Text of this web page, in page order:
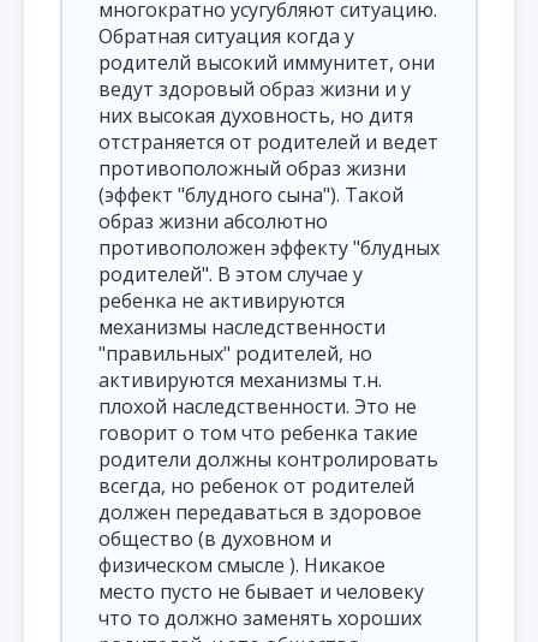
многократно усугубляют ситуацию.
Обратная ситуация когда у
родителй высокий иммунитет, они
ведут здоровый образ жизни и у
них высокая духовность, но дитя
отстраняется от родителей и ведет
противоположный образ жизни
(эффект "блудного сына"). Такой
образ жизни абсолютно
противоположен эффекту "блудных
родителей". В этом случае у
ребенка не активируются
механизмы наследственности
"правильных" родителей, но
активируются механизмы т.н.
плохой наследственности. Это не
говорит о том что ребенка такие
родители должны контролировать
всегда, но ребенок от родителей
должен передаваться в здоровое
общество (в духовном и
физическом смысле ). Никакое
место пусто не бывает и человеку
что то должно заменять хороших